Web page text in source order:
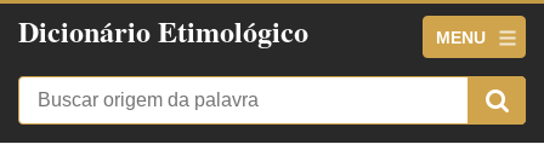
Dicionário Etimológico MENU